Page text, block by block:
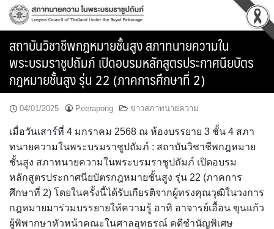
Skip
สถาบันวิชาชีพกฎหมายชั้นสูง สภาทนายความใน
พระบรมราชูปถัมภ์ เปิดอบรมหลักสูตรประกาศนียบัตร
กฎหมายชั้นสูง รุ่น 22 (ภาคการศึกษาที่ 2)
04/01/2025 Peerapong ข่าวสภาทนายความ
เมื่อวันเสาร์ที่ 4 มกราคม 2568 ณ ห้องบรรยาย 3 ชั้น 4 สภา
ทนายความในพระบรมราชูปถัมภ์ : สถาบันวิชาชีพกฎหมาย
ชั้นสูง สภาทนายความในพระบรมราชูปถัมภ์ เปิดอบรม
หลักสูตรประกาศนียบัตรกฎหมายชั้นสูง รุ่น 22 (ภาคการ
ศึกษาที่ 2) โดยในครั้งนี้ได้รับเกียรติจากผู้ทรงคุณวุฒิในวงการ
กฎหมายมาร่วมบรรยายให้ความรู้ อาทิ อาจารย์เอื้อน ขุนแก้ว
ผู้พิพากษาหัวหน้าคณะในศาลอุทธรณ์ คดีชำนัญพิเศษ